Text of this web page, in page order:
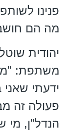
פנינו
מה הם
יהודית
משתפת:
ידעתי
פעולה זה
הנדל"ן, מי